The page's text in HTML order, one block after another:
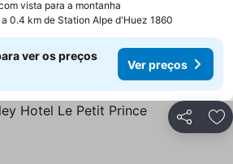
vista para a montanha
a 0.4 km de Station Alpe d'Huez 1860
ver os preços
Ver preços
Partilhar